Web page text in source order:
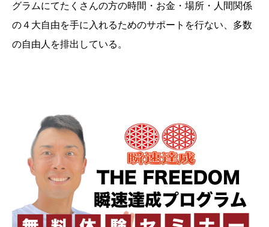
グラムにてたくさんの方の時間・お金・場所・人間関係
の４大自由を手に入れるためのサポートを行ない、多数
の自由人を排出している。